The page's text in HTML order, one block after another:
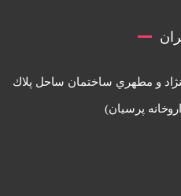
و مطهري ساختمان ساحل پلاك